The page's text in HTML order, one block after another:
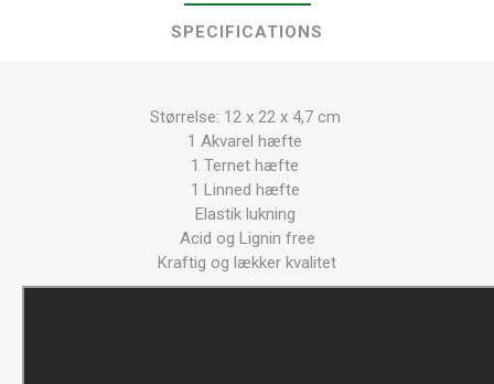
SPECIFICATIONS
Størrelse: 12 x 22 x 4,7 cm
1 Akvarel hæfte
1 Ternet hæfte
1 Linned hæfte
Elastik lukning
Acid og Lignin free
Kraftig og lækker kvalitet